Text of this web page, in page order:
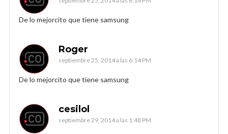
De lo mejorcito que tiene samsung
Roger
septiembre 25, 2014 a las 6:14 PM
De lo mejorcito que tiene samsung
cesilol
septiembre 29, 2014 a las 1:48 PM